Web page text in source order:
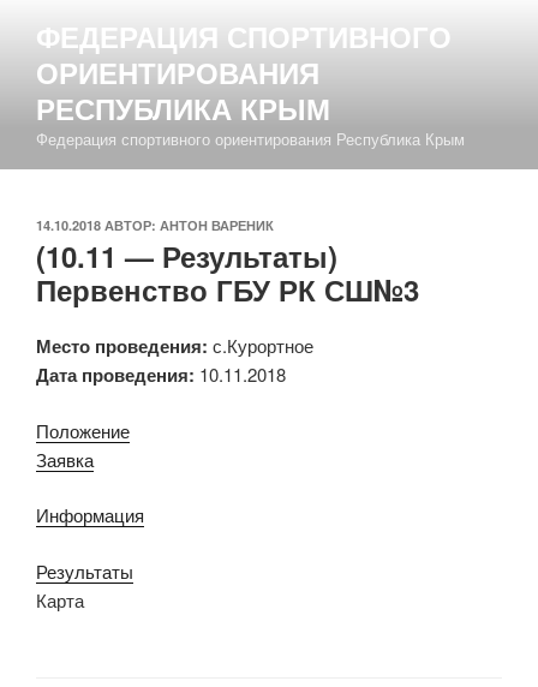
содержимому
ФЕДЕРАЦИЯ СПОРТИВНОГО
ОРИЕНТИРОВАНИЯ
РЕСПУБЛИКА КРЫМ
Федерация спортивного ориентирования Республика Крым
ОПУБЛИКОВАНО
14.10.2018 АВТОР: АНТОН ВАРЕНИК
(10.11 — Результаты)
Первенство ГБУ РК СШ№3
Место проведения: с.Курортное
Дата проведения: 10.11.2018
Положение
Заявка
Информация
Результаты
Карта